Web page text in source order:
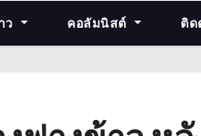
ว คอลัมนิสต์ ติด